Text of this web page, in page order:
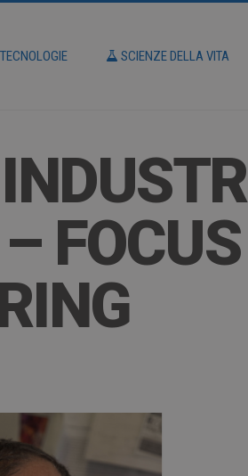
SCIENZE DELLA VITA